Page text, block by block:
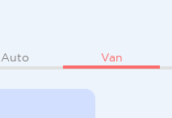
Auto Van